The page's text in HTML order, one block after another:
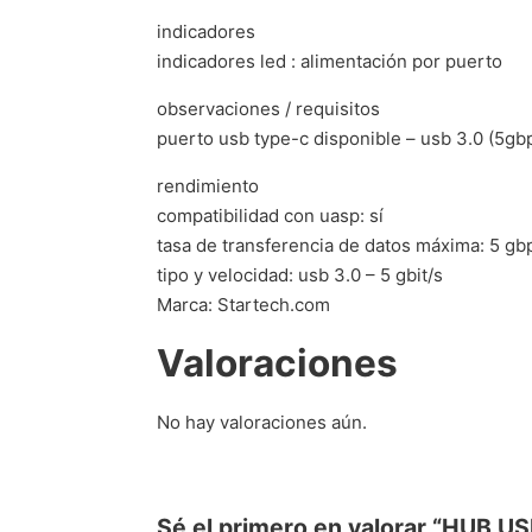
indicadores
indicadores led : alimentación por puerto
observaciones / requisitos
puerto usb type-c disponible – usb 3.0
rendimiento
compatibilidad con uasp: sí
tasa de transferencia de datos máxima: 5
tipo y velocidad: usb 3.0 – 5 gbit/s
Marca: Startech.com
Valoraciones
No hay valoraciones aún.